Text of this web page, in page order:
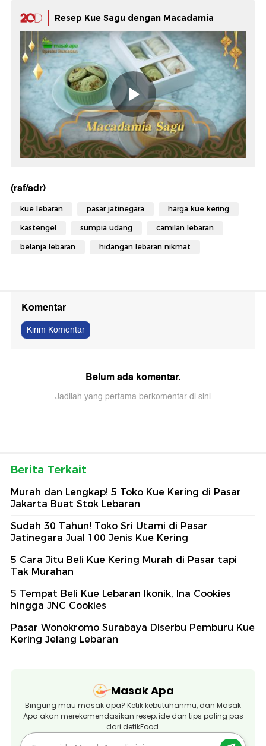
Resep Kue Sagu dengan Macadamia
(raf/adr)
kue lebaran pasar jatinegara harga kue kering
kastengel sumpia udang camilan lebaran
belanja lebaran hidangan lebaran nikmat
Komentar
Kirim Komentar
Belum ada komentar.
Jadilah yang pertama berkomentar di sini
Berita Terkait
Murah dan Lengkap! 5 Toko Kue Kering di Pasar
Jakarta Buat Stok Lebaran
Sudah 30 Tahun! Toko Sri Utami di Pasar
Jatinegara Jual 100 Jenis Kue Kering
5 Cara Jitu Beli Kue Kering Murah di Pasar tapi
Tak Murahan
5 Tempat Beli Kue Lebaran Ikonik, Ina Cookies
hingga JNC Cookies
Pasar Wonokromo Surabaya Diserbu Pemburu Kue
Kering Jelang Lebaran
Masak Apa
Bingung mau masak apa? Ketik kebutuhanmu, dan Masak
Apa akan merekomendasikan resep, ide dan tips paling pas
dari detikFood.